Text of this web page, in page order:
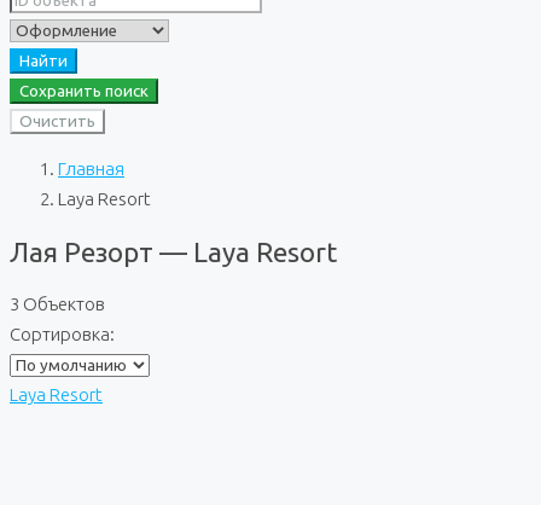
Найти
Сохранить поиск
Очистить
Главная
Laya Resort
Лая Резорт — Laya Resort
3 Объектов
Сортировка:
Laya Resort